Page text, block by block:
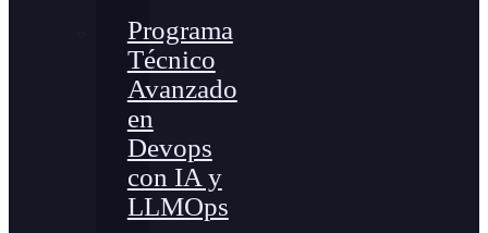
Programa
Técnico
Avanzado
en
Devops
con IA y
LLMOps